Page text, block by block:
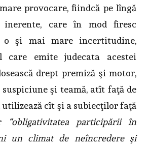
provocare, fiindcă pe lîngă
inerente, care în mod firesc
o şi mai mare incertitudine,
care emite judecata acestei
drept premiză şi motor,
şi teamă, atît faţă de
cît şi a subiecţilor faţă
“obligativitatea participării în
un climat de neîncredere şi